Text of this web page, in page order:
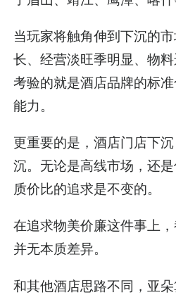
当玩家将触角伸到下沉的
长、经营淡旺季明显、物
考验的就是酒店品牌的标
能力。
更重要的是，酒店门店下
沉。无论是高线市场，还
质价比的追求是不变的。
在追求物美价廉这件事上
并无本质差异。
和其他酒店思路不同，亚